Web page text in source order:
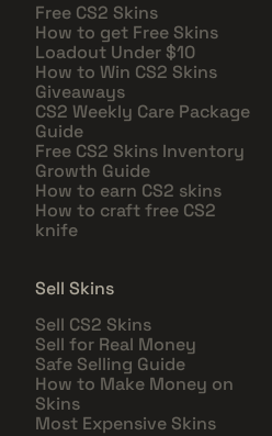
Free CS2 Skins
How to get Free Skins
Loadout Under $10
How to Win CS2 Skins
Giveaways
CS2 Weekly Care Package
Guide
Free CS2 Skins Inventory
Growth Guide
How to earn CS2 skins
How to craft free CS2
knife
Sell Skins
Sell CS2 Skins
Sell for Real Money
Safe Selling Guide
How to Make Money on
Skins
Most Expensive Skins